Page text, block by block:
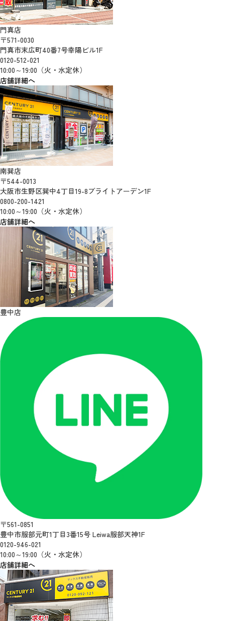
門真店
〒571-0030
門真市末広町40番7号幸陽ビル1F
0120-512-021
10:00～19:00（火・水定休）
店舗詳細へ
南巽店
〒544-0013
大阪市生野区巽中4丁目19-8ブライトアーデン1F
0800-200-1421
10:00～19:00（火・水定休）
店舗詳細へ
豊中店
〒561-0851
豊中市服部元町1丁目3番15号 Leiwa服部天神1F
0120-946-021
10:00～19:00（火・水定休）
店舗詳細へ